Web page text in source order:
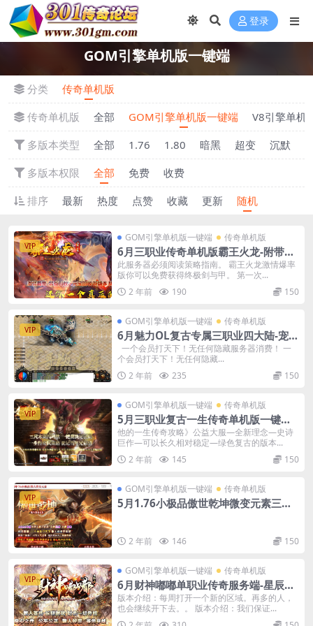
登录
GOM引擎单机版一键端
分类
传奇单机版
传奇单机版
全部 GOM引擎单机版一键端
V8引擎单机
多版本类型
全部 1.76 1.80 暗黑 超变 沉默
多版本权限
全部 免费
收费
排序
最新 热度 点赞 收藏 更新 随机
VIP
GOM引擎单机版一键端 传奇单机版
6月三职业传奇单机版霸王火龙-附带G
M后台
此服务器必须阅读策略指南。 霸王火龙激情爆率
版你可以免费获得终极剑与甲。 第一次...
2 年前
190 150
VIP
GOM引擎单机版一键端 传奇单机版
6月魅力OL复古专属三职业四大陆-宠物
坐骑-复古耐玩-附带GM后台
一个会员打天下！无任何隐藏服务器消费！ 一
个会员打天下！无任何隐藏...
2 年前
235 150
VIP
GOM引擎单机版一键端 传奇单机版
5月三职业复古一生传奇单机版一键端-
附带GM后台-光环加持
他的一生传奇攻略》公益大服—全新理念—史诗
巨作—可以长久相对稳定—绿色复古的版本...
2 年前
145 150
VIP
GOM引擎单机版一键端 传奇单机版
5月1.76小极品傲世乾坤微变元素三职
2 年前 146 150
VIP
GOM引擎单机版一键端 传奇单机版
6月财神嘟嘟单职业传奇服务端-星辰塔-
骰王-附带GM后台
版本介绍：每周打开一个新的区域。再多的人，
也会继续开下去。。 版本介绍：我们保证...